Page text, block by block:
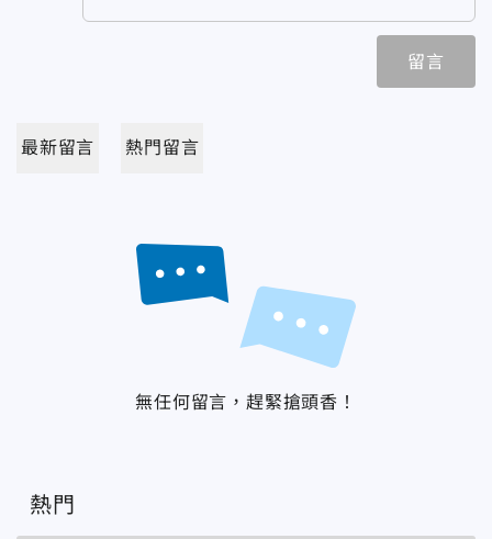
留言
最新留言 熱門留言
無任何留言，趕緊搶頭香！
熱門